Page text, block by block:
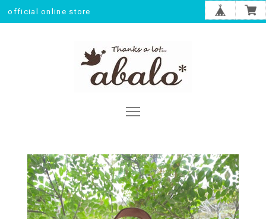
official online store